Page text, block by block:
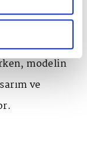
ilgili daha
detaylarla
modelin
ve